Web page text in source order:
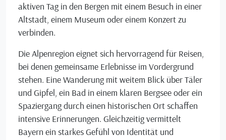
aktiven Tag in den Bergen mit einem Besuch in einer
Altstadt, einem Museum oder einem Konzert zu
verbinden.
Die Alpenregion eignet sich hervorragend für Reisen,
bei denen gemeinsame Erlebnisse im Vordergrund
stehen. Eine Wanderung mit weitem Blick über Täler
und Gipfel, ein Bad in einem klaren Bergsee oder ein
Spaziergang durch einen historischen Ort schaffen
intensive Erinnerungen. Gleichzeitig vermittelt
Bayern ein starkes Gefühl von Identität und